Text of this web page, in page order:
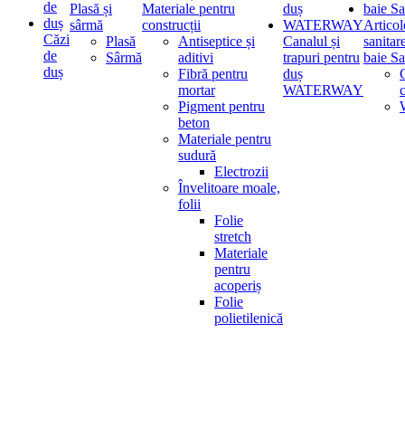
Căzi
de
duș
Plasă și
sârmă
Plasă
Sârmă
Materiale pentru
construcții
Antiseptice și
aditivi
Fibră pentru
mortar
Pigment pentru
beton
Materiale pentru
sudură
Electrozii
Învelitoare moale,
folii
Folie
stretch
Materiale
pentru
acoperiș
Folie
polietilenică
Canalul și
trapuri pentru
duș
WATERWAY
baie